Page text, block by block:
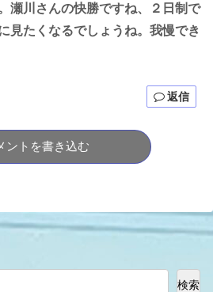
瀬川さんの快勝ですね、２日制で
見たくなるでしょうね。我慢でき
返信
ントを書き込む
検索